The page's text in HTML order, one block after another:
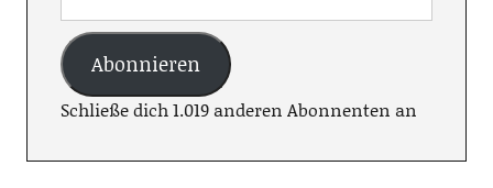
Abonnieren
Schließe dich 1.019 anderen Abonnenten an